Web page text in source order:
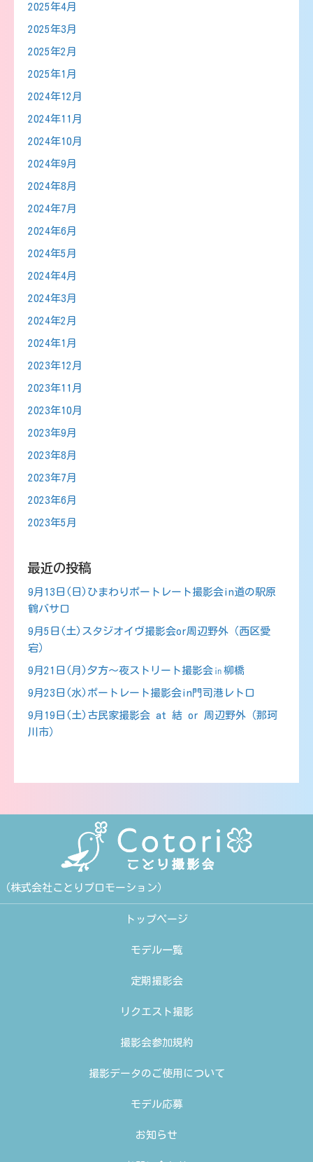
2025年4月
2025年3月
2025年2月
2025年1月
2024年12月
2024年11月
2024年10月
2024年9月
2024年8月
2024年7月
2024年6月
2024年5月
2024年4月
2024年3月
2024年2月
2024年1月
2023年12月
2023年11月
2023年10月
2023年9月
2023年8月
2023年7月
2023年6月
2023年5月
最近の投稿
9月13日(日)ひまわりポートレート撮影会in道の駅原
鶴バサロ
9月5日(土)スタジオイヴ撮影会or周辺野外（西区愛
宕）
9月21日(月)夕方～夜ストリート撮影会㏌柳橋
9月23日(水)ポートレート撮影会in門司港レトロ
9月19日(土)古民家撮影会 at 結 or 周辺野外（那珂
川市）
（株式会社ことりプロモーション）
トップページ
モデル一覧
定期撮影会
リクエスト撮影
撮影会参加規約
撮影データのご使用について
モデル応募
お知らせ